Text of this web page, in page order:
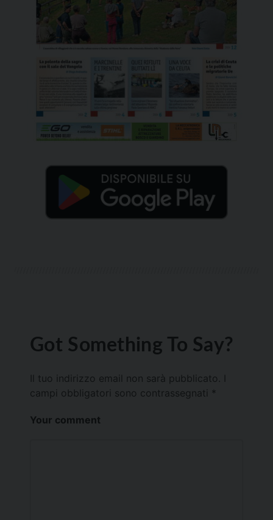
Got Something To Say?
Il tuo indirizzo email non sarà pubblicato.
campi obbligatori sono contrassegnati *
Your comment